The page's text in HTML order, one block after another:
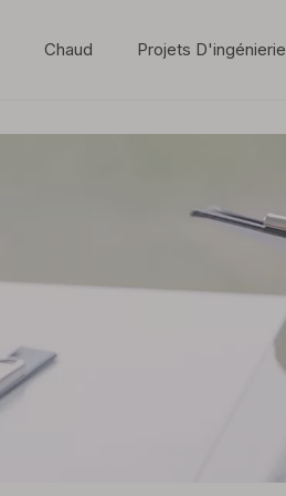
Chaud Projets D'ingénierie